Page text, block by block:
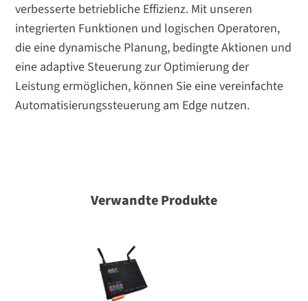
verbesserte betriebliche Effizienz. Mit unseren
integrierten Funktionen und logischen Operatoren,
die eine dynamische Planung, bedingte Aktionen und
eine adaptive Steuerung zur Optimierung der
Leistung ermöglichen, können Sie eine vereinfachte
Automatisierungssteuerung am Edge nutzen.
Verwandte Produkte